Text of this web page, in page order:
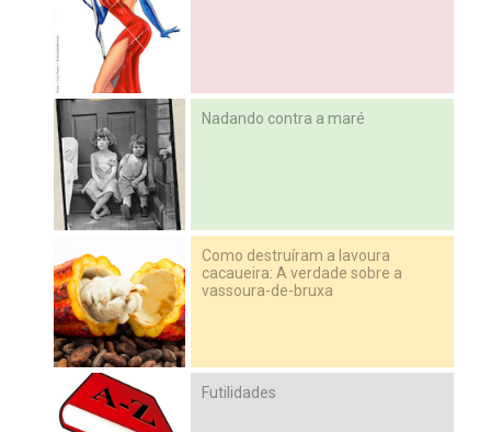
Nadando contra a maré
Como destruíram a lavoura
cacaueira: A verdade sobre a
vassoura-de-bruxa
Futilidades